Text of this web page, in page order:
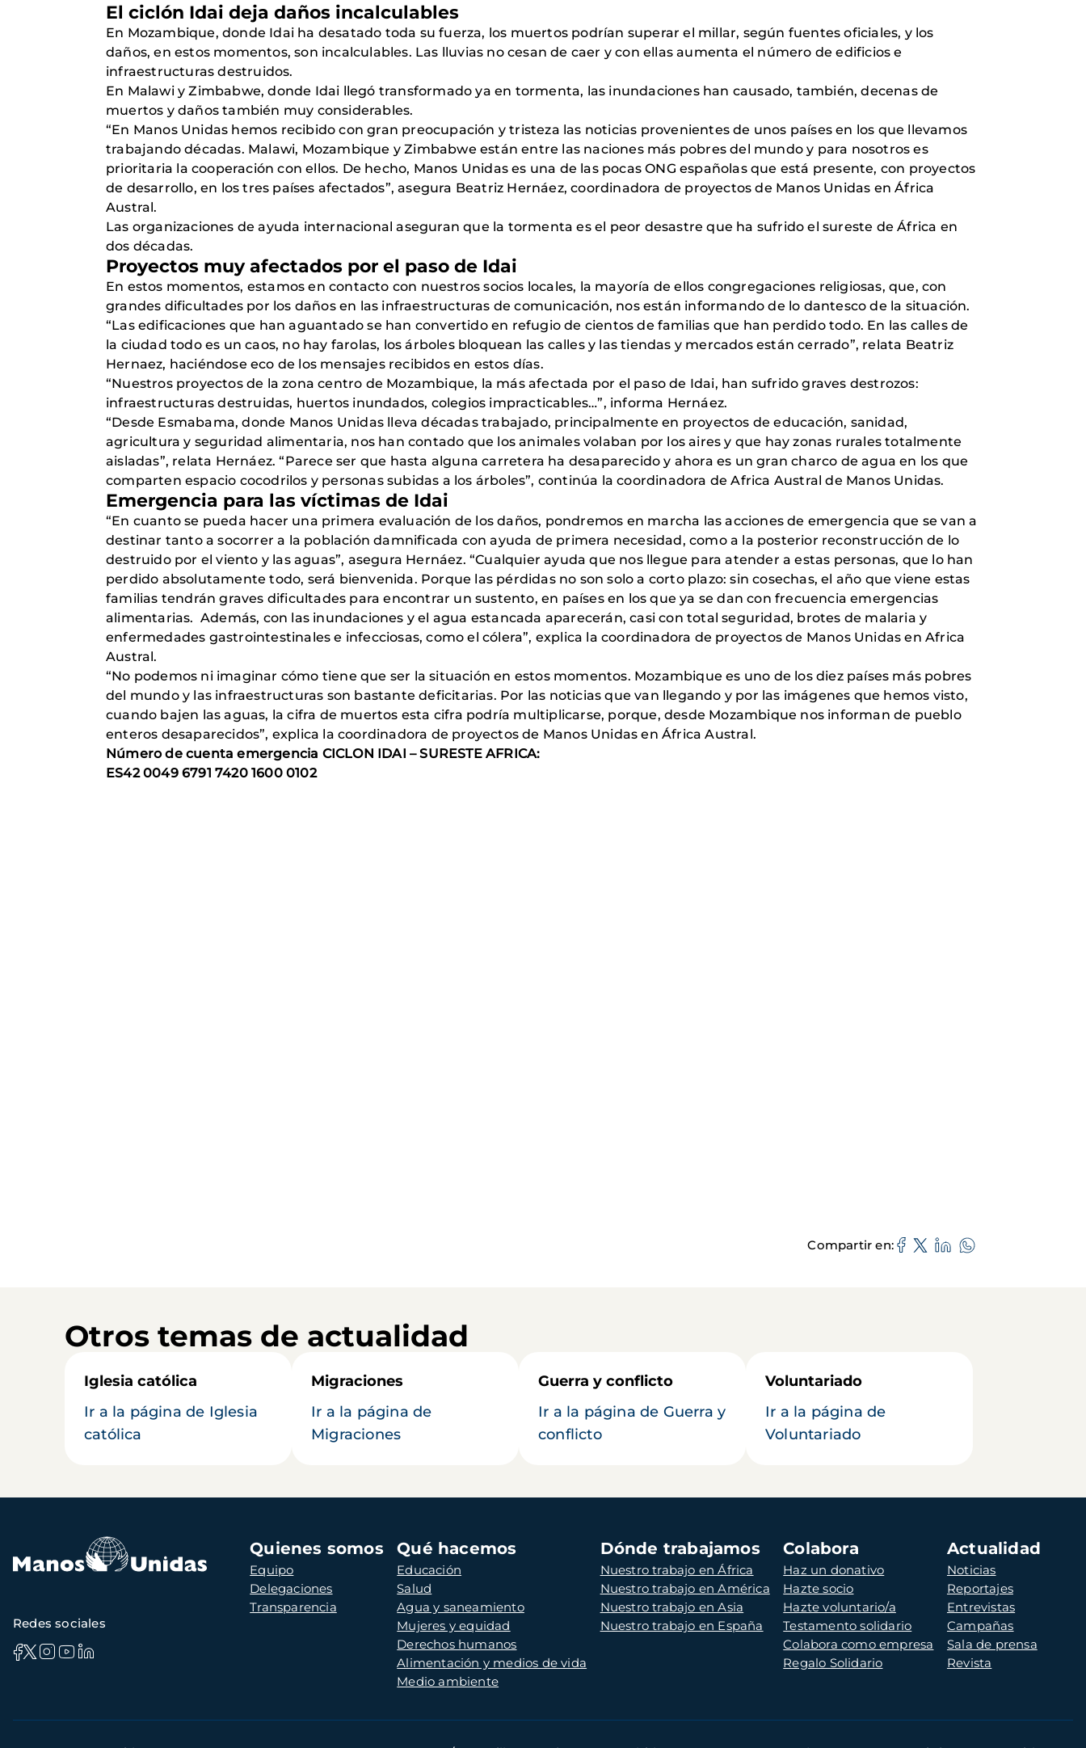
El ciclón Idai deja daños incalculables
En Mozambique, donde Idai ha desatado toda su fuerza, los muertos podrían superar el millar, según fuentes oficiales, y los
daños, en estos momentos, son incalculables. Las lluvias no cesan de caer y con ellas aumenta el número de edificios e
infraestructuras destruidos.
En Malawi y Zimbabwe, donde Idai llegó transformado ya en tormenta, las inundaciones han causado, también, decenas de
muertos y daños también muy considerables.
“En Manos Unidas hemos recibido con gran preocupación y tristeza las noticias provenientes de unos países en los que llevamos
trabajando décadas. Malawi, Mozambique y Zimbabwe están entre las naciones más pobres del mundo y para nosotros es
prioritaria la cooperación con ellos. De hecho, Manos Unidas es una de las pocas ONG españolas que está presente, con proyectos
de desarrollo, en los tres países afectados”, asegura Beatriz Hernáez, coordinadora de proyectos de Manos Unidas en África
Austral.
Las organizaciones de ayuda internacional aseguran que la tormenta es el peor desastre que ha sufrido el sureste de África en
dos décadas.
Proyectos muy afectados por el paso de Idai
En estos momentos, estamos en contacto con nuestros socios locales, la mayoría de ellos congregaciones religiosas, que, con
grandes dificultades por los daños en las infraestructuras de comunicación, nos están informando de lo dantesco de la situación.
“Las edificaciones que han aguantado se han convertido en refugio de cientos de familias que han perdido todo. En las calles de
la ciudad todo es un caos, no hay farolas, los árboles bloquean las calles y las tiendas y mercados están cerrado”, relata Beatriz
Hernaez, haciéndose eco de los mensajes recibidos en estos días.
“Nuestros proyectos de la zona centro de Mozambique, la más afectada por el paso de Idai, han sufrido graves destrozos:
infraestructuras destruidas, huertos inundados, colegios impracticables…”, informa Hernáez.
“Desde Esmabama, donde Manos Unidas lleva décadas trabajado, principalmente en proyectos de educación, sanidad,
agricultura y seguridad alimentaria, nos han contado que los animales volaban por los aires y que hay zonas rurales totalmente
aisladas”, relata Hernáez. “Parece ser que hasta alguna carretera ha desaparecido y ahora es un gran charco de agua en los que
comparten espacio cocodrilos y personas subidas a los árboles”, continúa la coordinadora de Africa Austral de Manos Unidas.
Emergencia para las víctimas de Idai
“En cuanto se pueda hacer una primera evaluación de los daños, pondremos en marcha las acciones de emergencia que se van a
destinar tanto a socorrer a la población damnificada con ayuda de primera necesidad, como a la posterior reconstrucción de lo
destruido por el viento y las aguas”, asegura Hernáez. “Cualquier ayuda que nos llegue para atender a estas personas, que lo han
perdido absolutamente todo, será bienvenida. Porque las pérdidas no son solo a corto plazo: sin cosechas, el año que viene estas
familias tendrán graves dificultades para encontrar un sustento, en países en los que ya se dan con frecuencia emergencias
alimentarias. Además, con las inundaciones y el agua estancada aparecerán, casi con total seguridad, brotes de malaria y
enfermedades gastrointestinales e infecciosas, como el cólera”, explica la coordinadora de proyectos de Manos Unidas en Africa
Austral.
“No podemos ni imaginar cómo tiene que ser la situación en estos momentos. Mozambique es uno de los diez países más pobres
del mundo y las infraestructuras son bastante deficitarias. Por las noticias que van llegando y por las imágenes que hemos visto,
cuando bajen las aguas, la cifra de muertos esta cifra podría multiplicarse, porque, desde Mozambique nos informan de pueblo
enteros desaparecidos”, explica la coordinadora de proyectos de Manos Unidas en África Austral.
Número de cuenta emergencia CICLON IDAI – SURESTE AFRICA:
ES42 0049 6791 7420 1600 0102
Compartir en
Otros temas de actualidad
Iglesia católica
Ir a la página de Iglesia
católica
Migraciones
Ir a la página de
Migraciones
Guerra y conflicto
Ir a la página de Guerra y
conflicto
Voluntariado
Ir a la página de
Voluntariado
Navegación
principal
Quienes somos
Equipo
Delegaciones
Transparencia
Qué hacemos
Educación
Salud
Agua y saneamiento
Mujeres y equidad
Derechos humanos
Alimentación y medios de vida
Medio ambiente
Dónde trabajamos
Nuestro trabajo en África
Nuestro trabajo en América
Nuestro trabajo en Asia
Nuestro trabajo en España
Colabora
Haz un donativo
Hazte socio
Hazte voluntario/a
Testamento solidario
Colabora como empresa
Regalo Solidario
Actualidad
Noticias
Reportajes
Entrevistas
Campañas
Sala de prensa
Revista
Redes sociales